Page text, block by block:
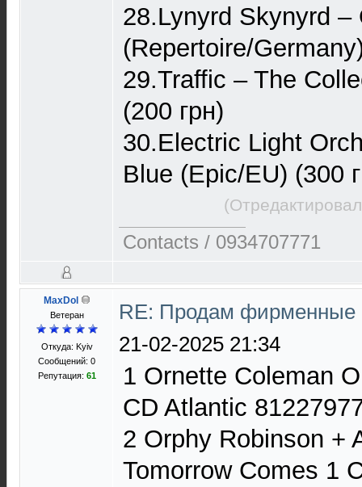
28.Lynyrd Skynyrd –
(Repertoire/
29.Traffic – The
(200 грн)
30.Electric Light
Blue (Epic/EU) (300
Contacts / 0934707771
MaxDol
Ветеран
Откуда: Kyiv
Сообщений: 0
Репутация: 61
RE: Продам фирменные
21-02-2025 21:34
1 Ornette Coleman
CD Atlantic
2 Orphy Robinson +
Tomorrow Comes 1